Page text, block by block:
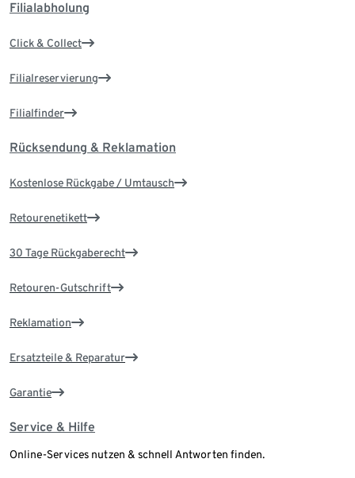
Filialabholung
Click & Collect
Filialreservierung
Filialfinder
Rücksendung & Reklamation
Kostenlose Rückgabe / Umtausch
Retourenetikett
30 Tage Rückgaberecht
Retouren-Gutschrift
Reklamation
Ersatzteile & Reparatur
Garantie
Service & Hilfe
Online-Services nutzen & schnell Antworten finden.